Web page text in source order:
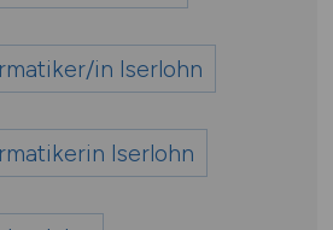
in Iserlohn
Iserlohn